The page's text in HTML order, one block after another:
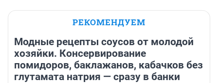
РЕКОМЕНДУЕМ
Модные рецепты соусов от молодой
хозяйки. Консервирование
помидоров, баклажанов, кабачков без
глутамата натрия — сразу в банки